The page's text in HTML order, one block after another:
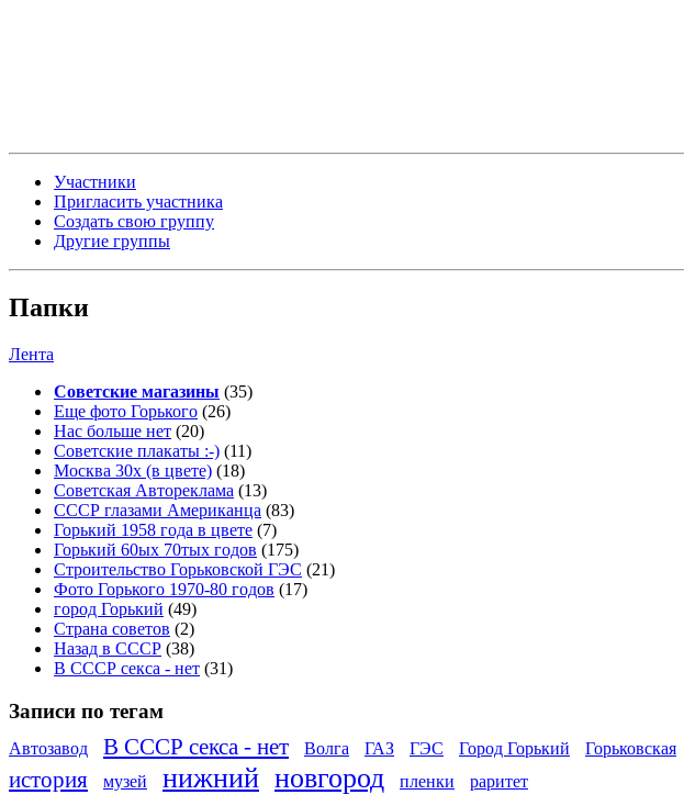
Участники
Пригласить участника
Создать свою группу
Другие группы
Папки
Лента
Советские магазины (35)
Еще фото Горького (26)
Нас больше нет (20)
Советские плакаты :-) (11)
Москва 30x (в цвете) (18)
Советская Автореклама (13)
СССР глазами Американца (83)
Горький 1958 года в цвете (7)
Горький 60ых 70тых годов (175)
Строительство Горьковской ГЭС (21)
Фото Горького 1970-80 годов (17)
город Горький (49)
Страна советов (2)
Назад в СССР (38)
В СССР секса - нет (31)
Записи по тегам
Автозавод В СССР секса - нет Волга ГАЗ ГЭС Город Горький Горьковская
история музей нижний новгород пленки раритет